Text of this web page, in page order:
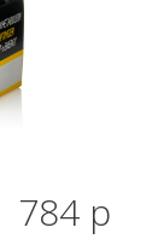
784 р